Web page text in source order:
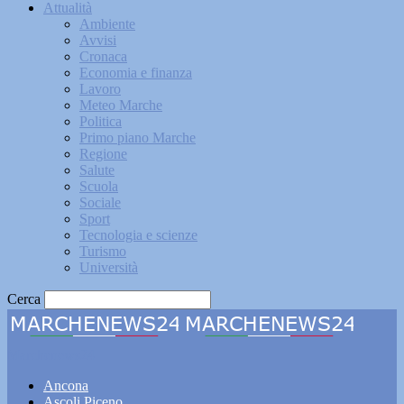
Attualità
Ambiente
Avvisi
Cronaca
Economia e finanza
Lavoro
Meteo Marche
Politica
Primo piano Marche
Regione
Salute
Scuola
Sociale
Sport
Tecnologia e scienze
Turismo
Università
Cerca
Ancona